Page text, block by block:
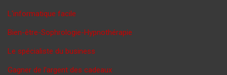
L'informatique facile
Bien-être-Sophrologie-Hypnothérapie
Le spécialiste du business
Gagner de l'argent des cadeaux